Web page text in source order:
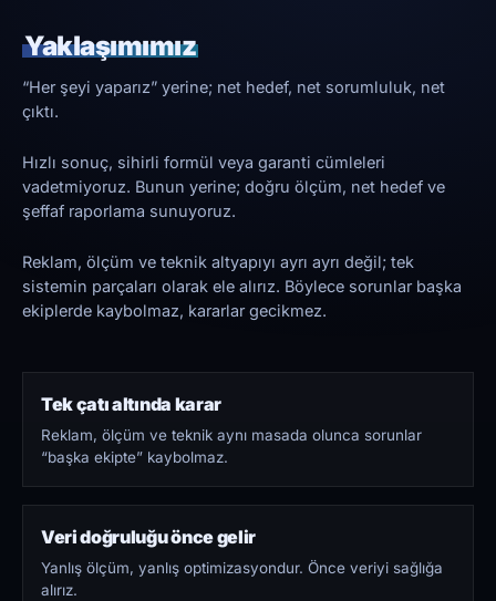
Yaklaşımımız
“Her şeyi yaparız” yerine; net hedef, net sorumluluk, net
çıktı.
Hızlı sonuç, sihirli formül veya garanti cümleleri
vadetmiyoruz. Bunun yerine; doğru ölçüm, net hedef ve
şeffaf raporlama sunuyoruz.
Reklam, ölçüm ve teknik altyapıyı ayrı ayrı değil; tek
sistemin parçaları olarak ele alırız. Böylece sorunlar başka
ekiplerde kaybolmaz, kararlar gecikmez.
Tek çatı altında karar
Reklam, ölçüm ve teknik aynı masada olunca sorunlar
“başka ekipte” kaybolmaz.
Veri doğruluğu önce gelir
Yanlış ölçüm, yanlış optimizasyondur. Önce veriyi sağlığa
alırız.